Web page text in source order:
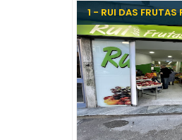
1 - RUI DAS FRUTAS